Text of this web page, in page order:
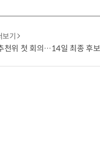
기
천위 첫 회의…14일 최종 후